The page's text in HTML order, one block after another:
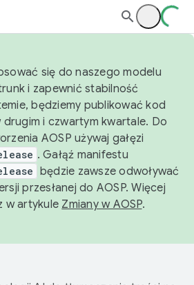
się do naszego modelu
i zapewnić stabilność
będziemy publikować kod
drugim i czwartym kwartale. Do
AOSP używaj gałęzi
. Gałąź manifestu
będzie zawsze odwoływać
przesłanej do AOSP. Więcej
w artykule Zmiany w AOSP.